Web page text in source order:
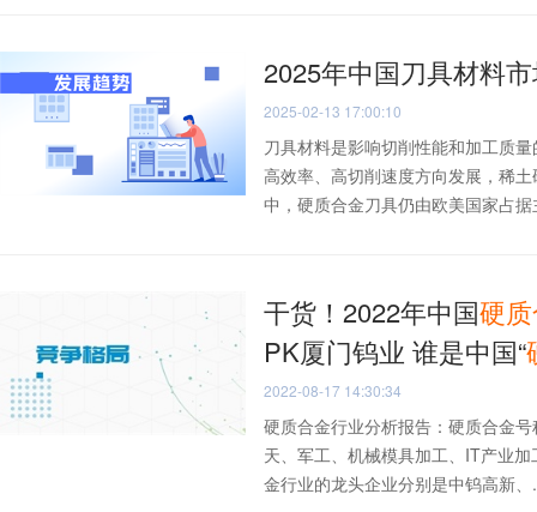
2025年中国刀具材料
2025-02-13 17:00:10
刀具材料是影响切削性能和加工质
高效率、高切削速度方向发展，稀
中，硬质合金刀具仍由欧美国家占
干货！2022年中国硬
PK厦门钨业 谁是中国“
2022-08-17 14:30:34
硬质合金行业分析报告：硬质合金
天、军工、机械模具加工、IT产业
金行业的龙头企业分别是中钨高新、